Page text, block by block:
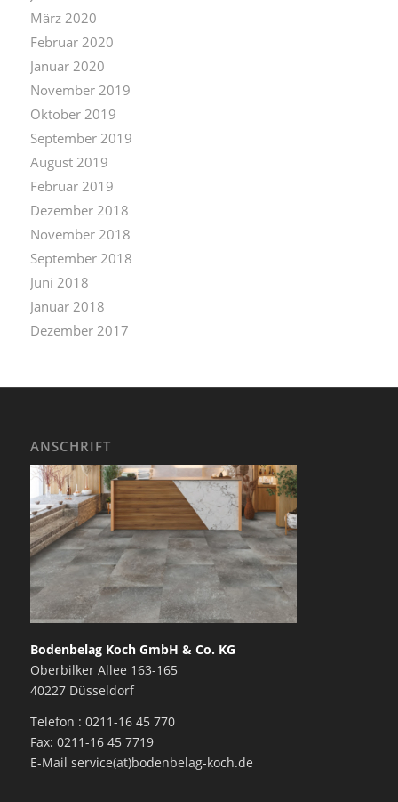
März 2020
Februar 2020
Januar 2020
November 2019
Oktober 2019
September 2019
August 2019
Februar 2019
Dezember 2018
November 2018
September 2018
Juni 2018
Januar 2018
Dezember 2017
ANSCHRIFT
Bodenbelag Koch GmbH & Co. KG
Oberbilker Allee 163-165
40227 Düsseldorf
Telefon : 0211-16 45 770
Fax: 0211-16 45 7719
E-Mail service(at)bodenbelag-koch.de